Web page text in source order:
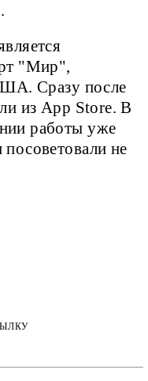
"Мир",
Сразу после
из App Store. В
работы уже
не